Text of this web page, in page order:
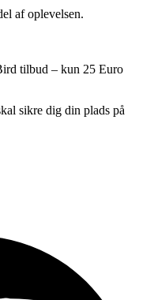
af oplevelsen.
tilbud – kun 25 Euro
sikre dig din plads på